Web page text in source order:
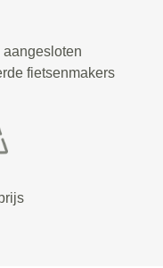
fietsenmakers